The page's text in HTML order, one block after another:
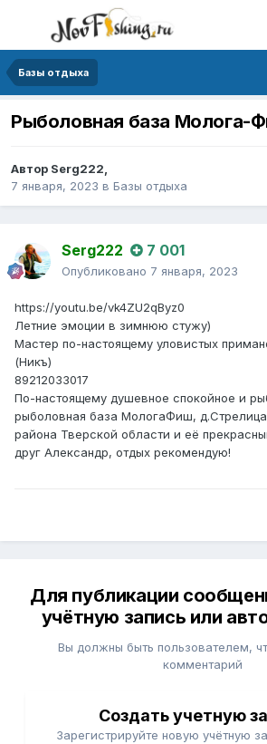
Базы отдыха
Рыболовная база Молога-
Автор Serg222,
7 января, 2023 в Базы отдыха
Serg222 7 001
Опубликовано 7 января, 2023
https://youtu.be/vk4ZU2qByz0
Летние эмоции в зимнюю стужу)
Мастер по-настоящему уловистых
(Никъ)
89212033017
По-настоящему душевное спокойное и
рыболовная база МологаФиш, д.Стрелица
района Тверской области и её
друг Александр, отдых рекомендую!
Для публикации
учётную запись или
Вы должны быть пользователем,
комментарий
Создать учетную
Зарегистрируйте новую учётную